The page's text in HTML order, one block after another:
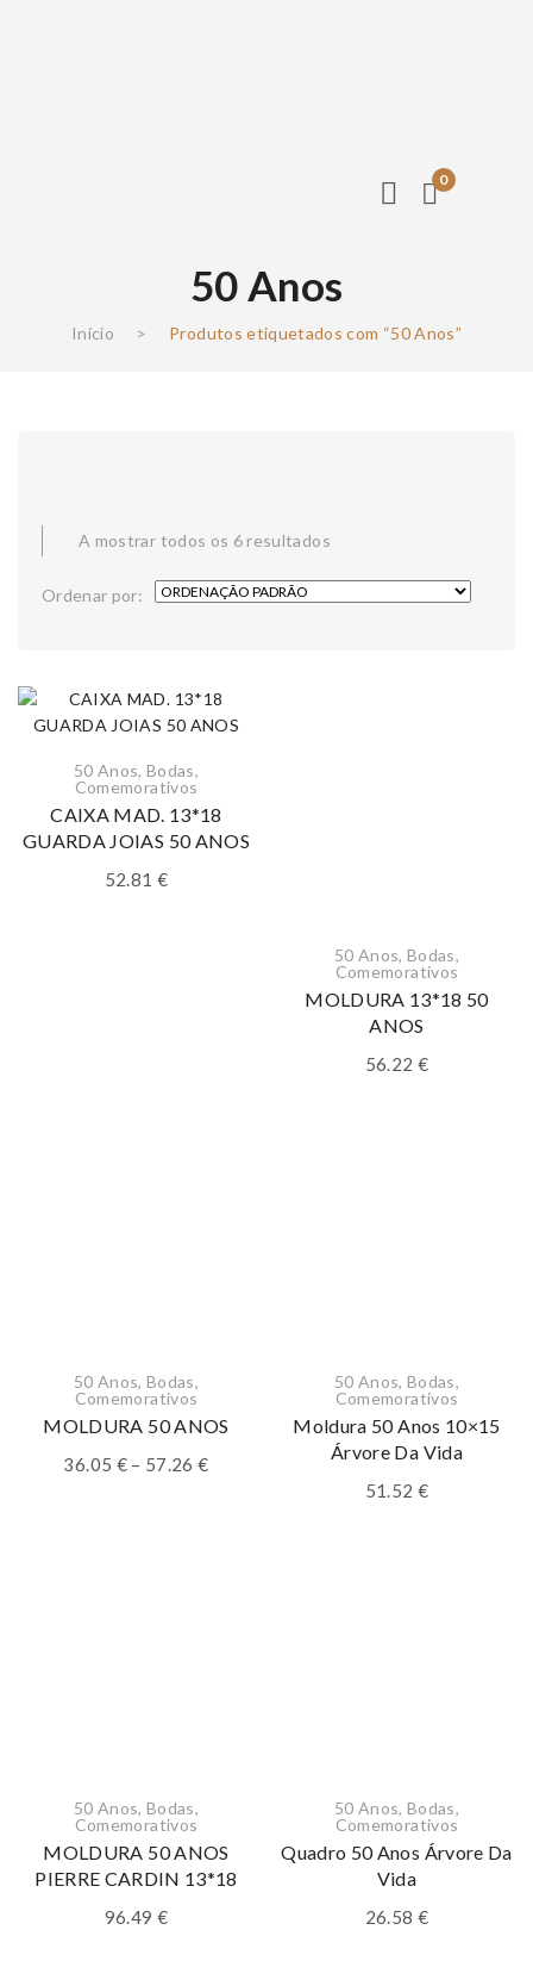
0
50 Anos
Início > Produtos etiquetados com “50 Anos”
A mostrar todos os 6 resultados
Ordenar por:
50 Anos,Bodas,
Comemorativos
CAIXA MAD. 13*18
GUARDA JOIAS 50 ANOS
52.81 €
50 Anos,Bodas,
Comemorativos
MOLDURA 13*18 50
ANOS
56.22 €
50 Anos,Bodas,
Comemorativos
MOLDURA 50 ANOS
36.05 € – 57.26€Price
50 Anos,Bodas,
Comemorativos
Moldura 50 Anos 10×15
Árvore Da Vida
51.52 €
50 Anos,Bodas,
Comemorativos
MOLDURA 50 ANOS
PIERRE CARDIN 13*18
96.49 €
50 Anos,Bodas,
Comemorativos
Quadro 50 Anos Árvore Da
Vida
26.58 €